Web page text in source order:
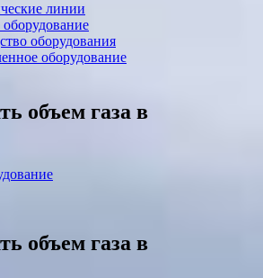
линии
оборудования
оборудование
объем газа в
объем газа в